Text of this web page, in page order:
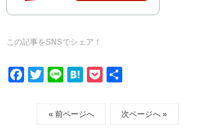
この記事をSNSでシェア！
F
T
tt
er
Li
e
H
e
n
P
ck
et
次ページへ »
« 前ページへ